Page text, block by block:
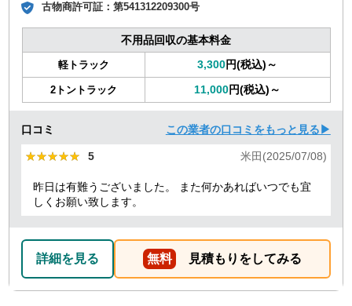
古物商許可証：第541312209300号
不用品回収の基本料金
軽トラック 3,300円(税込)～
2トントラック 11,000円(税込)～
口コミ この業者の口コミをもっと見る▶
★★★★★
★★★★★ 5 米田(2025/07/08)
昨日は有難うございました。 また何かあればいつでも宜
しくお願い致します。
詳細を見る 無料 見積もりをしてみる